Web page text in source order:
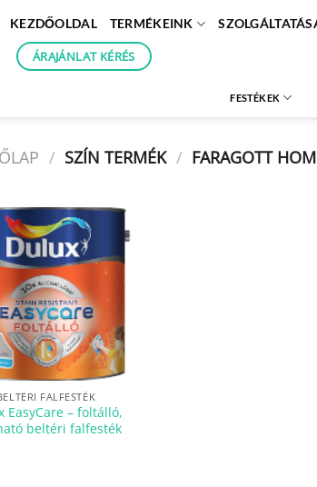
KEZDŐOLDAL TERMÉKEINK
ÁRAJÁNLAT KÉRÉS
FESTÉKEK
/ SZÍN TERMÉK / FARAGOTT
FALFESTÉK
EasyCare – foltálló,
beltéri falfesték